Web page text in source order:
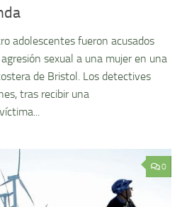
adolescentes fueron acusados
sexual a una mujer en una
de Bristol. Los detectives
tras recibir una
0